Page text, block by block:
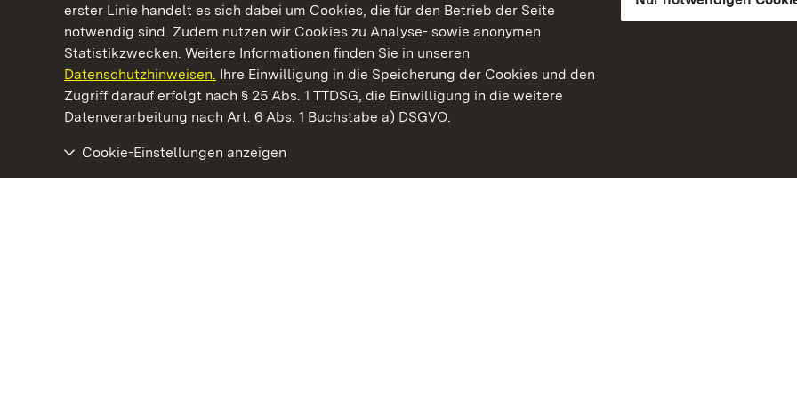
erster Linie handelt es sich dabei um Cookies, die für den Betrieb der Seite
notwendig sind. Zudem nutzen wir Cookies zu Analyse- sowie anonymen
Statistikzwecken. Weitere Informationen finden Sie in unseren
Datenschutzhinweisen. Ihre Einwilligung in die Speicherung der Cookies und den
Zugriff darauf erfolgt nach § 25 Abs. 1 TTDSG, die Einwilligung in die weitere
Datenverarbeitung nach Art. 6 Abs. 1 Buchstabe a) DSGVO.
Cookie-Einstellungen anzeigen
Kommen. Staunen. Genießen.